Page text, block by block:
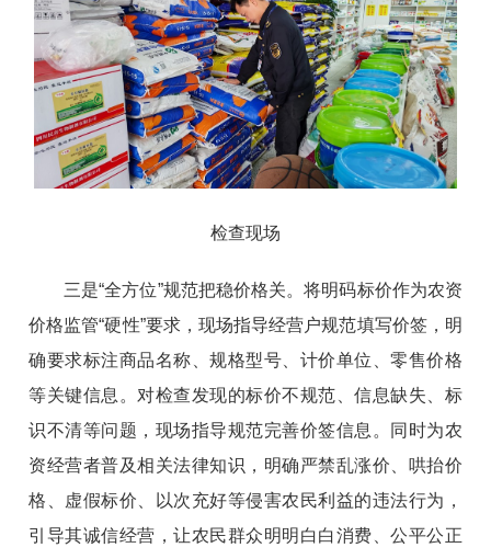
检查现场
三是“全方位”规范把稳价格关。将明码标价作为农资
价格监管“硬性”要求，现场指导经营户规范填写价签，明
确要求标注商品名称、规格型号、计价单位、零售价格
等关键信息。对检查发现的标价不规范、信息缺失、标
识不清等问题，现场指导规范完善价签信息。同时为农
资经营者普及相关法律知识，明确严禁乱涨价、哄抬价
格、虚假标价、以次充好等侵害农民利益的违法行为，
引导其诚信经营，让农民群众明明白白消费、公平公正